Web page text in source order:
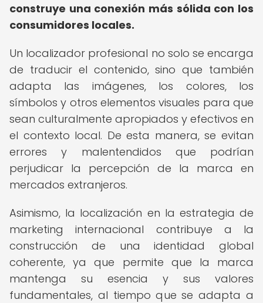
construye una conexión más sólida con los
consumidores locales.
Un localizador profesional no solo se encarga
de traducir el contenido, sino que también
adapta las imágenes, los colores, los
símbolos y otros elementos visuales para que
sean culturalmente apropiados y efectivos en
el contexto local. De esta manera, se evitan
errores y malentendidos que podrían
perjudicar la percepción de la marca en
mercados extranjeros.
Asimismo, la localización en la estrategia de
marketing internacional contribuye a la
construcción de una identidad global
coherente, ya que permite que la marca
mantenga su esencia y sus valores
fundamentales, al tiempo que se adapta a